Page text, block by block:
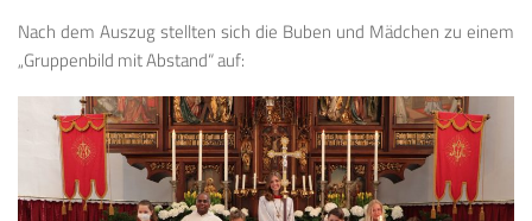
Nach dem Auszug stellten sich die Buben und Mädchen zu einem
„Gruppenbild mit Abstand“ auf: